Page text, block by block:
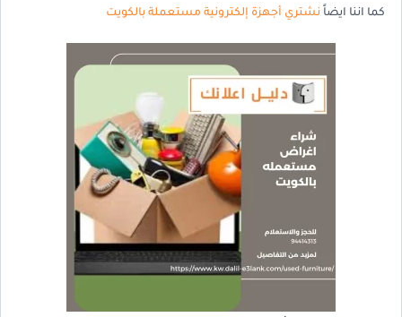
كما اننا ايضاً نشتري أجهزة إلكترونية مستعملة بالكويت